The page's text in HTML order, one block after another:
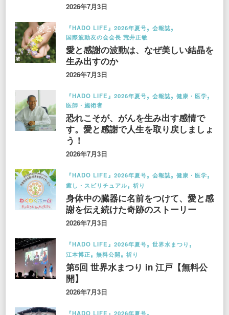
2026年7月3日
『HADO LIFE』2026年夏号
会報誌
国際波動友の会会長 荒井正敏
愛と感謝の波動は、なぜ美しい結晶を
生み出すのか
2026年7月3日
『HADO LIFE』2026年夏号 会報誌
健康・医学
医師・施術者
恐れこそが、がんを生み出す感情で
す。愛と感謝で人生を取り戻しましょ
う！
2026年7月3日
『HADO LIFE』2026年夏号 会報誌
健康・医学
癒し・スピリチュアル
祈り
身体中の臓器に名前をつけて、愛と感
謝を伝え続けた奇跡のストーリー
2026年7月3日
『HADO LIFE』2026年夏号
世界水まつり
江本博正
無料公開 祈り
第5回 世界水まつり in 江戸【無料公
開】
2026年7月3日
『HADO LIFE』2026年夏号